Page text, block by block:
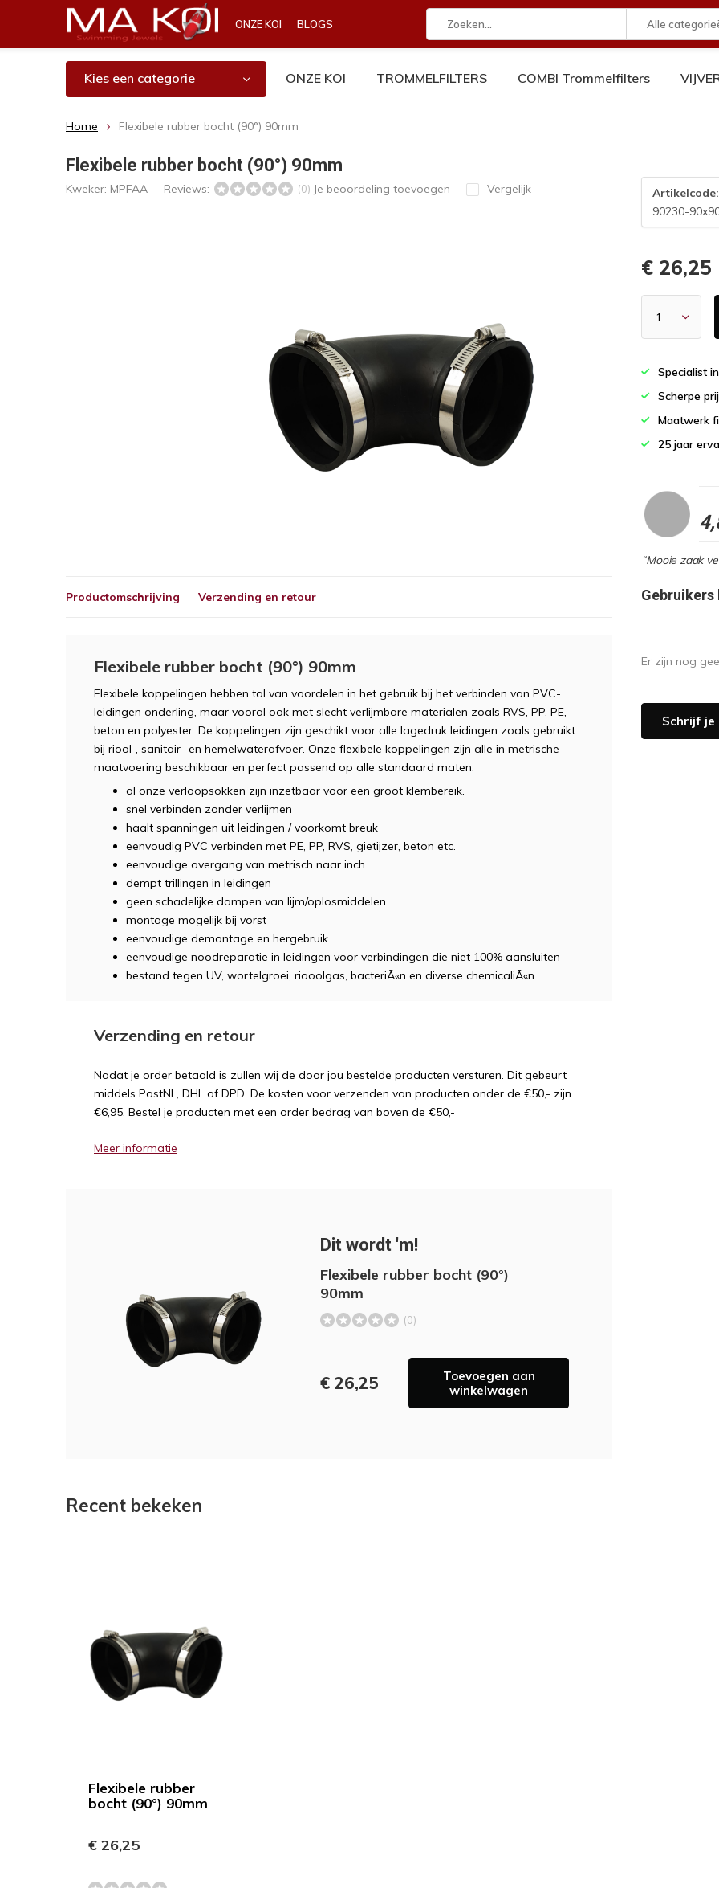
ONZE KOI BLOGS Alle
Kies een categorie ONZE KOI TROMMELFILTERS COMBI Trommelfilters
Home Flexibele rubber bocht (90°) 90mm
Flexibele rubber bocht (90°) 90mm
Kweker: MPFAA Reviews: (0) Je beoordeling toevoegen Vergelijk
Artikelcode:
90230-
€ 26,25
Specialist
Scherpe
Maatwerk
25 jaar
“Mooie zaak
Productomschrijving Verzending en retour
Flexibele rubber bocht (90°) 90mm
Flexibele koppelingen hebben tal van voordelen in het gebruik bij het verbinden van PVC-
leidingen onderling, maar vooral ook met slecht verlijmbare materialen zoals RVS, PP, PE,
beton en polyester. De koppelingen zijn geschikt voor alle lagedruk leidingen zoals gebruikt
bij riool-, sanitair- en hemelwaterafvoer. Onze flexibele koppelingen zijn alle in metrische
maatvoering beschikbaar en perfect passend op alle standaard maten.
al onze verloopsokken zijn inzetbaar voor een groot klembereik.
snel verbinden zonder verlijmen
haalt spanningen uit leidingen / voorkomt breuk
eenvoudig PVC verbinden met PE, PP, RVS, gietijzer, beton etc.
eenvoudige overgang van metrisch naar inch
dempt trillingen in leidingen
geen schadelijke dampen van lijm/oplosmiddelen
montage mogelijk bij vorst
eenvoudige demontage en hergebruik
eenvoudige noodreparatie in leidingen voor verbindingen die niet 100% aansluiten
bestand tegen UV, wortelgroei, riooolgas, bacteriÃ«n en diverse chemicaliÃ«n
Verzending en retour
Nadat je order betaald is zullen wij de door jou bestelde producten versturen. Dit gebeurt
middels PostNL, DHL of DPD. De kosten voor verzenden van producten onder de €50,- zijn
€6,95. Bestel je producten met een order bedrag van boven de €50,-
Meer informatie
Dit wordt 'm!
Flexibele rubber bocht (90°)
90mm
(0)
€ 26,25
Toevoegen aan
winkelwagen
Er zijn nog
Schrijf
Recent bekeken
Flexibele rubber
bocht (90°) 90mm
€ 26,25